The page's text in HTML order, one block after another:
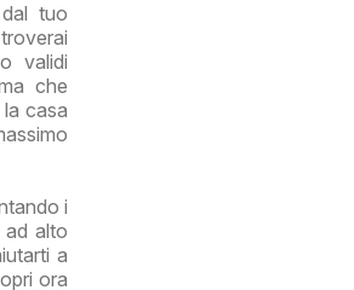
tuo
validi
che
casa
i
alto
a
ora